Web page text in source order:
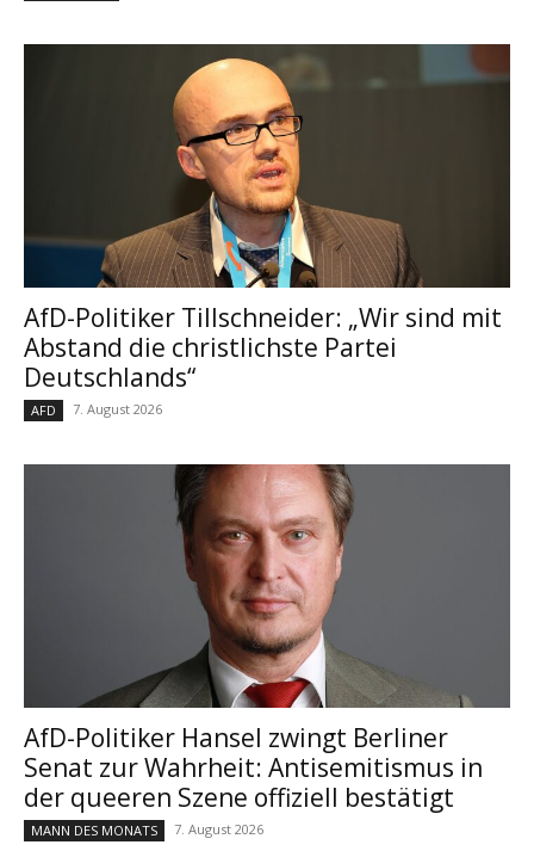
AfD-Politiker Tillschneider: „Wir sind mit
Abstand die christlichste Partei
Deutschlands“
AFD 7. August 2026
AfD-Politiker Hansel zwingt Berliner
Senat zur Wahrheit: Antisemitismus in
der queeren Szene offiziell bestätigt
MANN DES MONATS 7. August 2026